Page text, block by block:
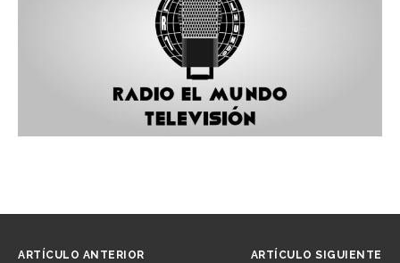
ARTÍCULO ANTERIOR ARTÍCULO SIGUIENTE